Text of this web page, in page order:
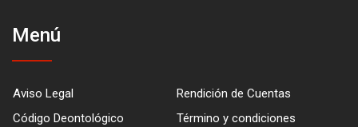
Menú
Aviso Legal
Rendición de Cuentas
Código Deontológico
Término y condiciones